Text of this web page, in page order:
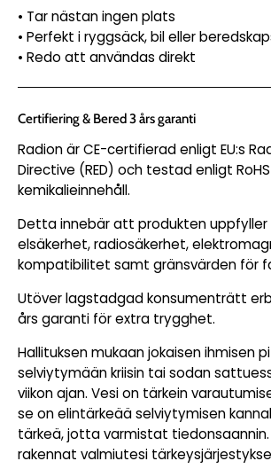
• Tar nästan ingen plats
• Perfekt i ryggsäck, bil eller
• Redo att användas direkt
Certifiering & Bered 3 års garanti
Radion är CE-certifierad enligt EU:s
Directive (RED) och testad enligt
kemikalieinnehåll.
Detta innebär att produkten uppfyller
elsäkerhet, radiosäkerhet,
kompatibilitet samt gränsvärden för
Utöver lagstadgad konsumenträtt
års garanti för extra trygghet.
Hallituksen mukaan jokaisen ihmisen
selviytymään kriisin tai sodan
viikon ajan. Vesi on tärkein
se on elintärkeää selviytymisen
tärkeä, jotta varmistat
rakennat valmiutesi